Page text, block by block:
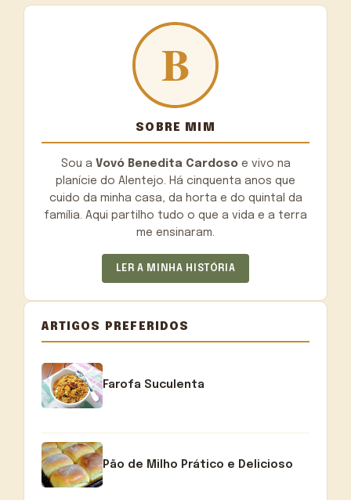
SOBRE MIM
Sou a Vovó Benedita Cardosoe vivo na
planície do Alentejo. Há cinquenta anos que
cuido da minha casa, da horta e do quintal da
família. Aqui partilho tudo o que a vida e a terra
me ensinaram.
LER A MINHA HISTÓRIA
ARTIGOS PREFERIDOS
Farofa Suculenta
Pão de Milho Prático e Delicioso